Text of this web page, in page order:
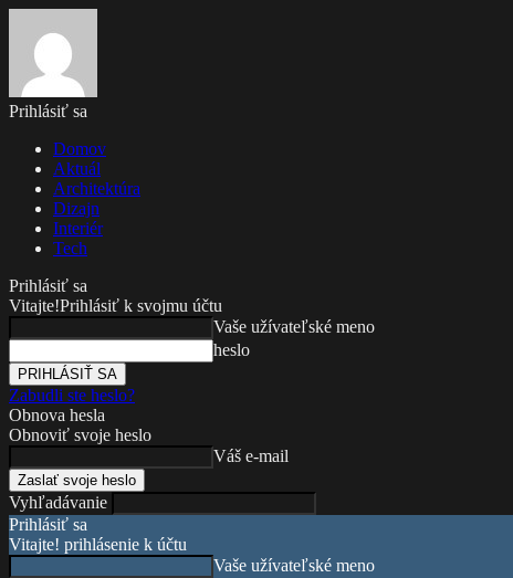
Prihlásiť sa
Domov
Aktuál
Architektúra
Dizajn
Interiér
Tech
Prihlásiť sa
Vitajte!Prihlásiť k svojmu účtu
Vaše užívateľské meno
heslo
Zabudli ste heslo?
Obnova hesla
Obnoviť svoje heslo
Váš e-mail
Vyhľadávanie
Prihlásiť sa
Vitajte! prihlásenie k účtu
Vaše užívateľské meno